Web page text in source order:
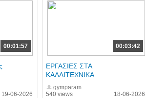
00:01:57
19-06-2026
00:03:42
540 views
ΕΡΓΑΣΙΕΣ ΣΤΑ
ΚΑΛΛΙΤΕΧΝΙΚΑ
gymparam
18-06-2026